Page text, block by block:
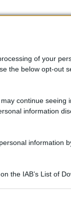
of your
the below opt-out
continue seeing
information
information
the IAB’s List of
You may